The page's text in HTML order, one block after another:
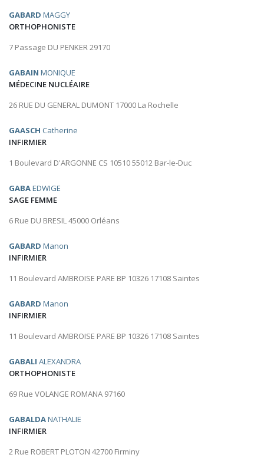
GABARD MAGGY
ORTHOPHONISTE
7 Passage DU PENKER 29170
GABAIN MONIQUE
MÉDECINE NUCLÉAIRE
26 RUE DU GENERAL DUMONT 17000 La Rochelle
GAASCH Catherine
INFIRMIER
1 Boulevard D'ARGONNE CS 10510 55012 Bar-le-Duc
GABAEDWIGE
SAGE FEMME
6 Rue DU BRESIL 45000 Orléans
GABARD Manon
INFIRMIER
11 Boulevard AMBROISE PARE BP 10326 17108 Saintes
GABARD Manon
INFIRMIER
11 Boulevard AMBROISE PARE BP 10326 17108 Saintes
GABALI ALEXANDRA
ORTHOPHONISTE
69 Rue VOLANGE ROMANA 97160
GABALDANATHALIE
INFIRMIER
2 Rue ROBERT PLOTON 42700 Firminy